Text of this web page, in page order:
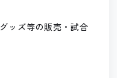
ッズ等の販売・試合